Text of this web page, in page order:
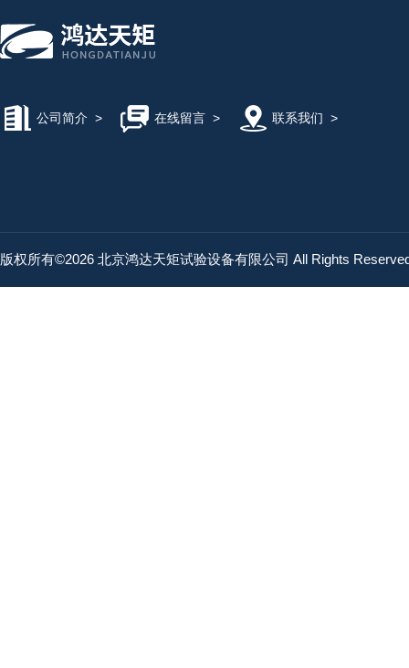
公司简介 > 在线留言> 联系我们 >
版权所有©2026 北京鸿达天矩试验设备有限公司 All Rights